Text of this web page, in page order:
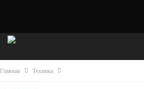
Главная Техника